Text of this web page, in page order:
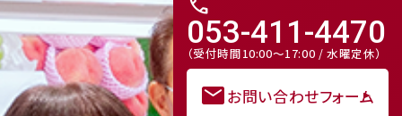
053-411-4470
（受付時間10:00～17:00 / 水曜定休）
mailお問い合わせフォーム